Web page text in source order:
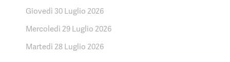
Giovedì 30 Luglio 2026
Mercoledì 29 Luglio 2026
Martedì 28 Luglio 2026